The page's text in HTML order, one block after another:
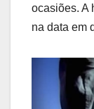
ocasiões. A
na data em